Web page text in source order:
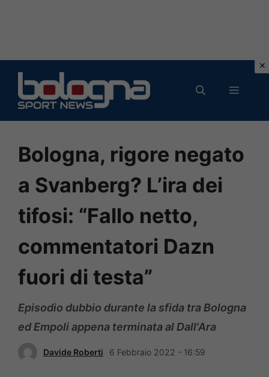
contenuto
MENU
Bologna, rigore negato
a Svanberg? L’ira dei
tifosi: “Fallo netto,
commentatori Dazn
fuori di testa”
Episodio dubbio durante la sfida tra Bologna
ed Empoli appena terminata al Dall'Ara
Davide Roberti 6 Febbraio 2022 - 16:59